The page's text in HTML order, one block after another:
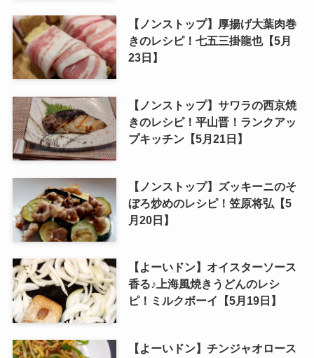
【ノンストップ】厚揚げ大葉肉巻
きのレシピ！七五三掛龍也【5月
23日】
【ノンストップ】サワラの西京焼
きのレシピ！平山晋！ランクアッ
プキッチン【5月21日】
【ノンストップ】ズッキーニのそ
ぼろ炒めのレシピ！笠原将弘【5
月20日】
【よーいドン】オイスターソース
香る♪上海風焼きうどんのレシ
ピ！ミルクボーイ【5月19日】
【よーいドン】チンジャオロース